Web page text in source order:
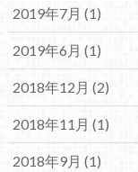
2019年7月 (1)
2019年6月 (1)
2018年12月 (2)
2018年11月 (1)
2018年9月 (1)